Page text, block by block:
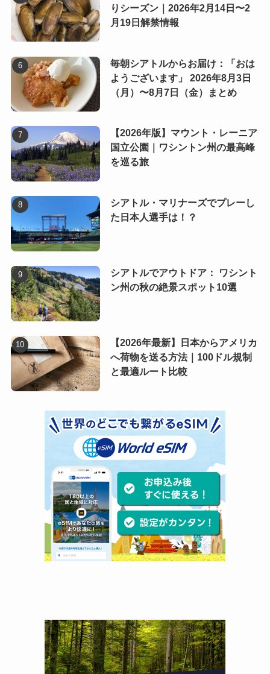
りシーズン｜2026年2月14日〜2
月19日解禁情報
毎朝シアトルからお届け：「おは
ようございます」 2026年8月3日
（月）〜8月7日（金）まとめ
【2026年版】マウント・レーニア
国立公園｜ワシントン州の最高峰
を巡る旅
シアトル・マリナーズでプレーし
た日本人選手は！？
シアトルでアウトドア： ワシント
ン州の秋の絶景スポット10選
【2026年最新】日本からアメリカ
へ荷物を送る方法｜100ドル規制
と最適ルート比較